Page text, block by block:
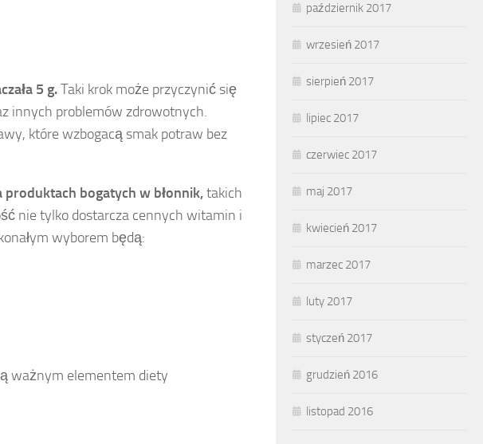
5 g.Taki krok może przyczynić się
innych problemów zdrowotnych.
które wzbogacą smak potraw bez
bogatych w błonnik,takich
nie tylko dostarcza cennych witamin i
wyborem będą:
ważnym elementem diety
październik 2017
wrzesień 2017
sierpień 2017
lipiec 2017
czerwiec 2017
maj 2017
kwiecień 2017
marzec 2017
luty 2017
styczeń 2017
grudzień 2016
listopad 2016